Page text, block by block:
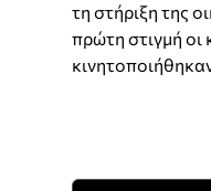
τη στήριξη της
πρώτη στιγμή οι